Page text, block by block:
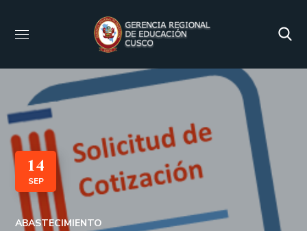
14
SEP
ABASTECIMIENTO